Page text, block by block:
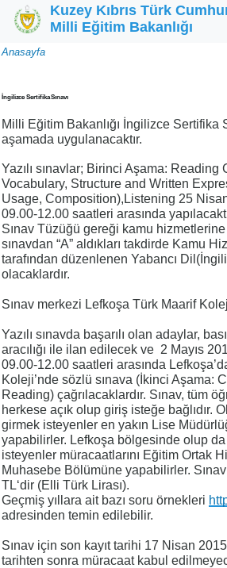
Ana içeriğe atla
Kuzey Kıbrıs Türk
Milli Eğitim Bakanlığı
Sayfa
Anasayfa
İngilizce Sertifika Sınavı
Milli Eğitim Bakanlığı İngilizce Sertifika
aşamada uygulanacaktır.
Yazılı sınavlar; Birinci Aşama:
Vocabulary, Structure and Written
Usage, Composition),Listening 25
09.00-12.00 saatleri arasında
Sınav Tüzüğü gereği kamu
sınavdan “A” aldıkları takdirde Kamu
tarafından düzenlenen Yabancı
olacaklardır.
Sınav merkezi Lefkoşa Türk Maarif
Yazılı sınavda başarılı olan adaylar,
aracılığı ile ilan edilecek ve 2 Mayıs
09.00-12.00 saatleri arasında
Koleji’nde sözlü sınava (İkinci Aşama:
Reading) çağrılacaklardır. Sınav, tüm
herkese açık olup giriş isteğe bağlıdır.
girmek isteyenler en yakın Lise
yapabilirler. Lefkoşa bölgesinde olup da
isteyenler müracaatlarını Eğitim Ortak
Muhasebe Bölümüne yapabilirler.
TL‘dir (Elli Türk Lirası).
Geçmiş yıllara ait bazı soru örnekleri
adresinden temin edilebilir.
Sınav için son kayıt tarihi 17 Nisan
tarihten sonra müracaat kabul